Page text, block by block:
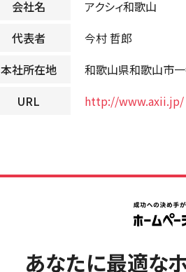
会社名
アクシィ和歌山
代表者
今村 哲郎
本社所在地
和歌山県和歌山市
URL
http://www.axii.jp/
あなたに最適な